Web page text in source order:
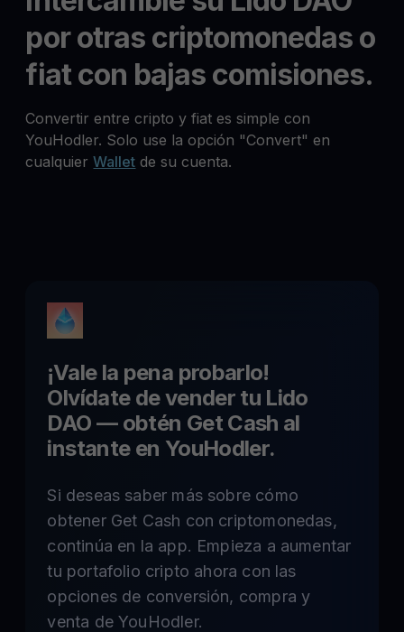
por otras criptomonedas o
fiat con bajas comisiones.
Convertir entre cripto y fiat es simple con
YouHodler. Solo use la opción "Convert" en
cualquierWallet de su cuenta.
¡Vale la pena probarlo!
Olvídate de vender tu Lido
DAO — obtén Get Cash al
instante en YouHodler.
Si deseas saber más sobre cómo
obtener Get Cash con criptomonedas,
continúa en la app. Empieza a aumentar
tu portafolio cripto ahora con las
opciones de conversión, compra y
venta de YouHodler.